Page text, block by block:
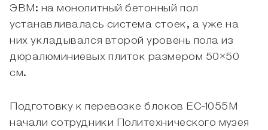
ЭВМ: на монолитный бетонный пол
устанавливалась система стоек, а уже на
них укладывался второй уровень пола из
дюралюминиевых плиток размером 50×50
см.
Подготовку к перевозке блоков ЕС-1055М
начали сотрудники Политехнического музея